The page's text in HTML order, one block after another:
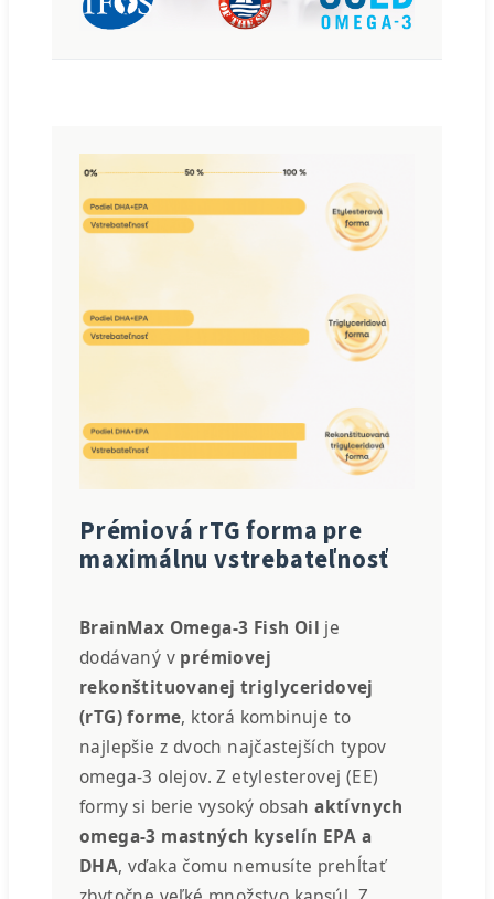
Prémiová rTG forma pre
maximálnu vstrebateľnosť
BrainMax Omega-3 Fish Oil je
dodávaný v prémiovej
rekonštituovanej triglyceridovej
(rTG) forme, ktorá kombinuje to
najlepšie z dvoch najčastejších typov
omega-3 olejov. Z etylesterovej (EE)
formy si berie vysoký obsah aktívnych
omega-3 mastných kyselín EPA a
DHA, vďaka čomu nemusíte prehĺtať